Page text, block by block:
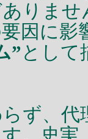
りま
因に
” として
ず、代